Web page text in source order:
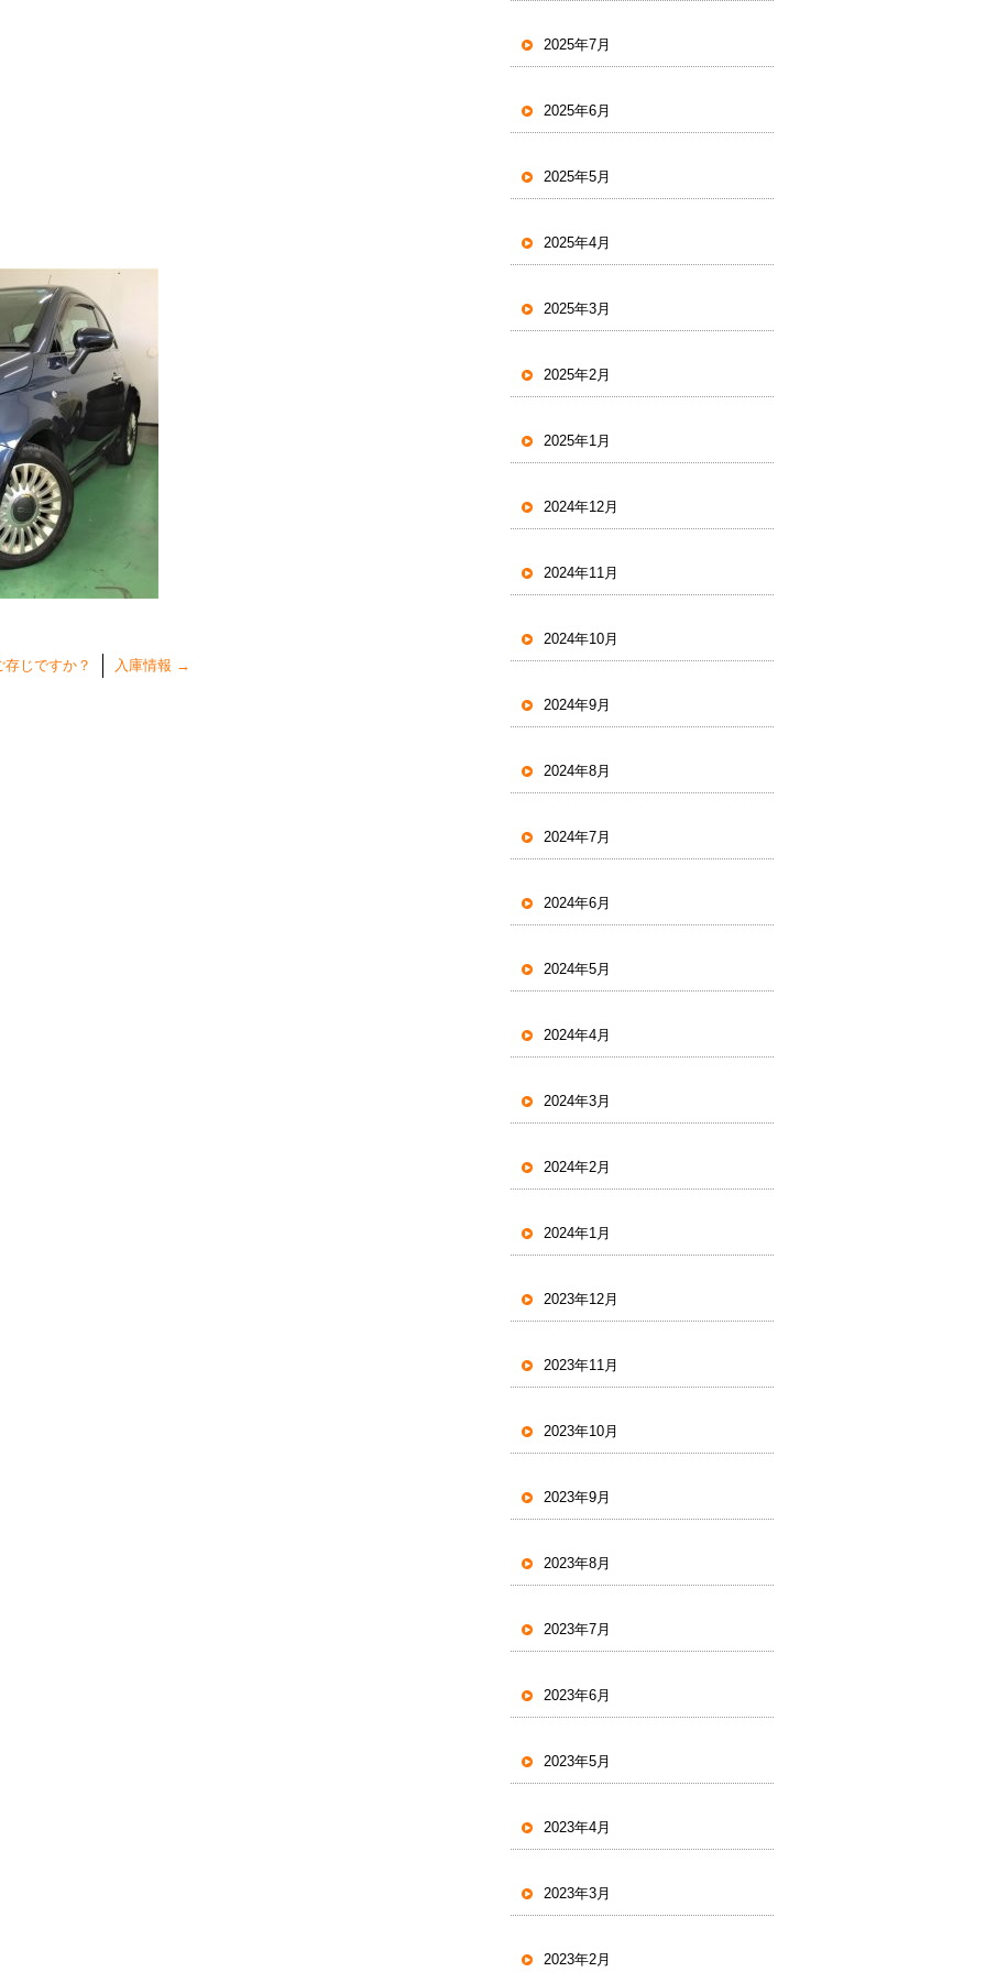
じですか？ 入庫情報 →
2025年7月
2025年6月
2025年5月
2025年4月
2025年3月
2025年2月
2025年1月
2024年12月
2024年11月
2024年10月
2024年9月
2024年8月
2024年7月
2024年6月
2024年5月
2024年4月
2024年3月
2024年2月
2024年1月
2023年12月
2023年11月
2023年10月
2023年9月
2023年8月
2023年7月
2023年6月
2023年5月
2023年4月
2023年3月
2023年2月